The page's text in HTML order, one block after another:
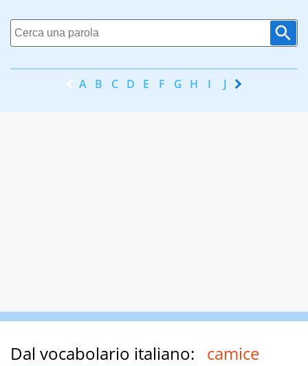
A B C D E F G H I J K
Dal vocabolario italiano: camice